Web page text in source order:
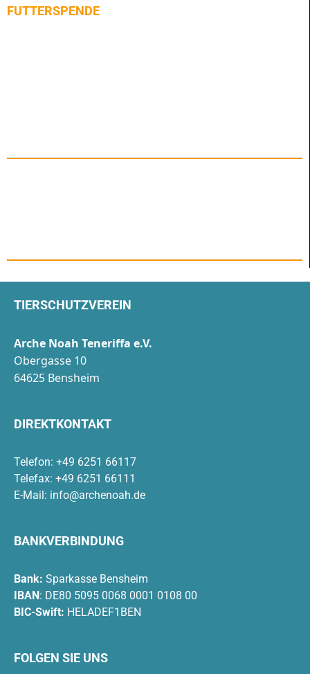
FUTTERSPENDE
TIERSCHUTZVEREIN
Arche Noah Teneriffa e.V.
Obergasse 10
64625 Bensheim
DIREKTKONTAKT
Telefon: +49 6251 66117
Telefax: +49 6251 66111
E-Mail: info@archenoah.de
BANKVERBINDUNG
Bank: Sparkasse Bensheim
IBAN: DE80 5095 0068 0001 0108 00
BIC-Swift: HELADEF1BEN
FOLGEN SIE UNS